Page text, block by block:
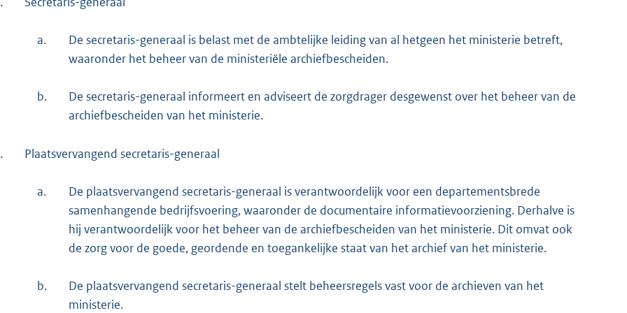
a.
De secretaris-generaal is belast met de ambtelijke leiding van al hetgeen het ministerie betreft,
waaronder het beheer van de ministeriële archiefbescheiden.
b.
De secretaris-generaal informeert en adviseert de zorgdrager desgewenst over het beheer van de
archiefbescheiden van het ministerie.
Plaatsvervangend secretaris-generaal
a.
De plaatsvervangend secretaris-generaal is verantwoordelijk voor een departementsbrede
samenhangende bedrijfsvoering, waaronder de documentaire informatievoorziening. Derhalve is
hij verantwoordelijk voor het beheer van de archiefbescheiden van het ministerie. Dit omvat ook
de zorg voor de goede, geordende en toegankelijke staat van het archief van het ministerie.
b.
De plaatsvervangend secretaris-generaal stelt beheersregels vast voor de archieven van het
ministerie.